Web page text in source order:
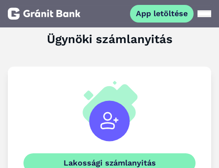
App letöltése
Magánszemélyeknek
Kapcsolat
Ügynöki számlanyitás
Lakossági számlanyitás